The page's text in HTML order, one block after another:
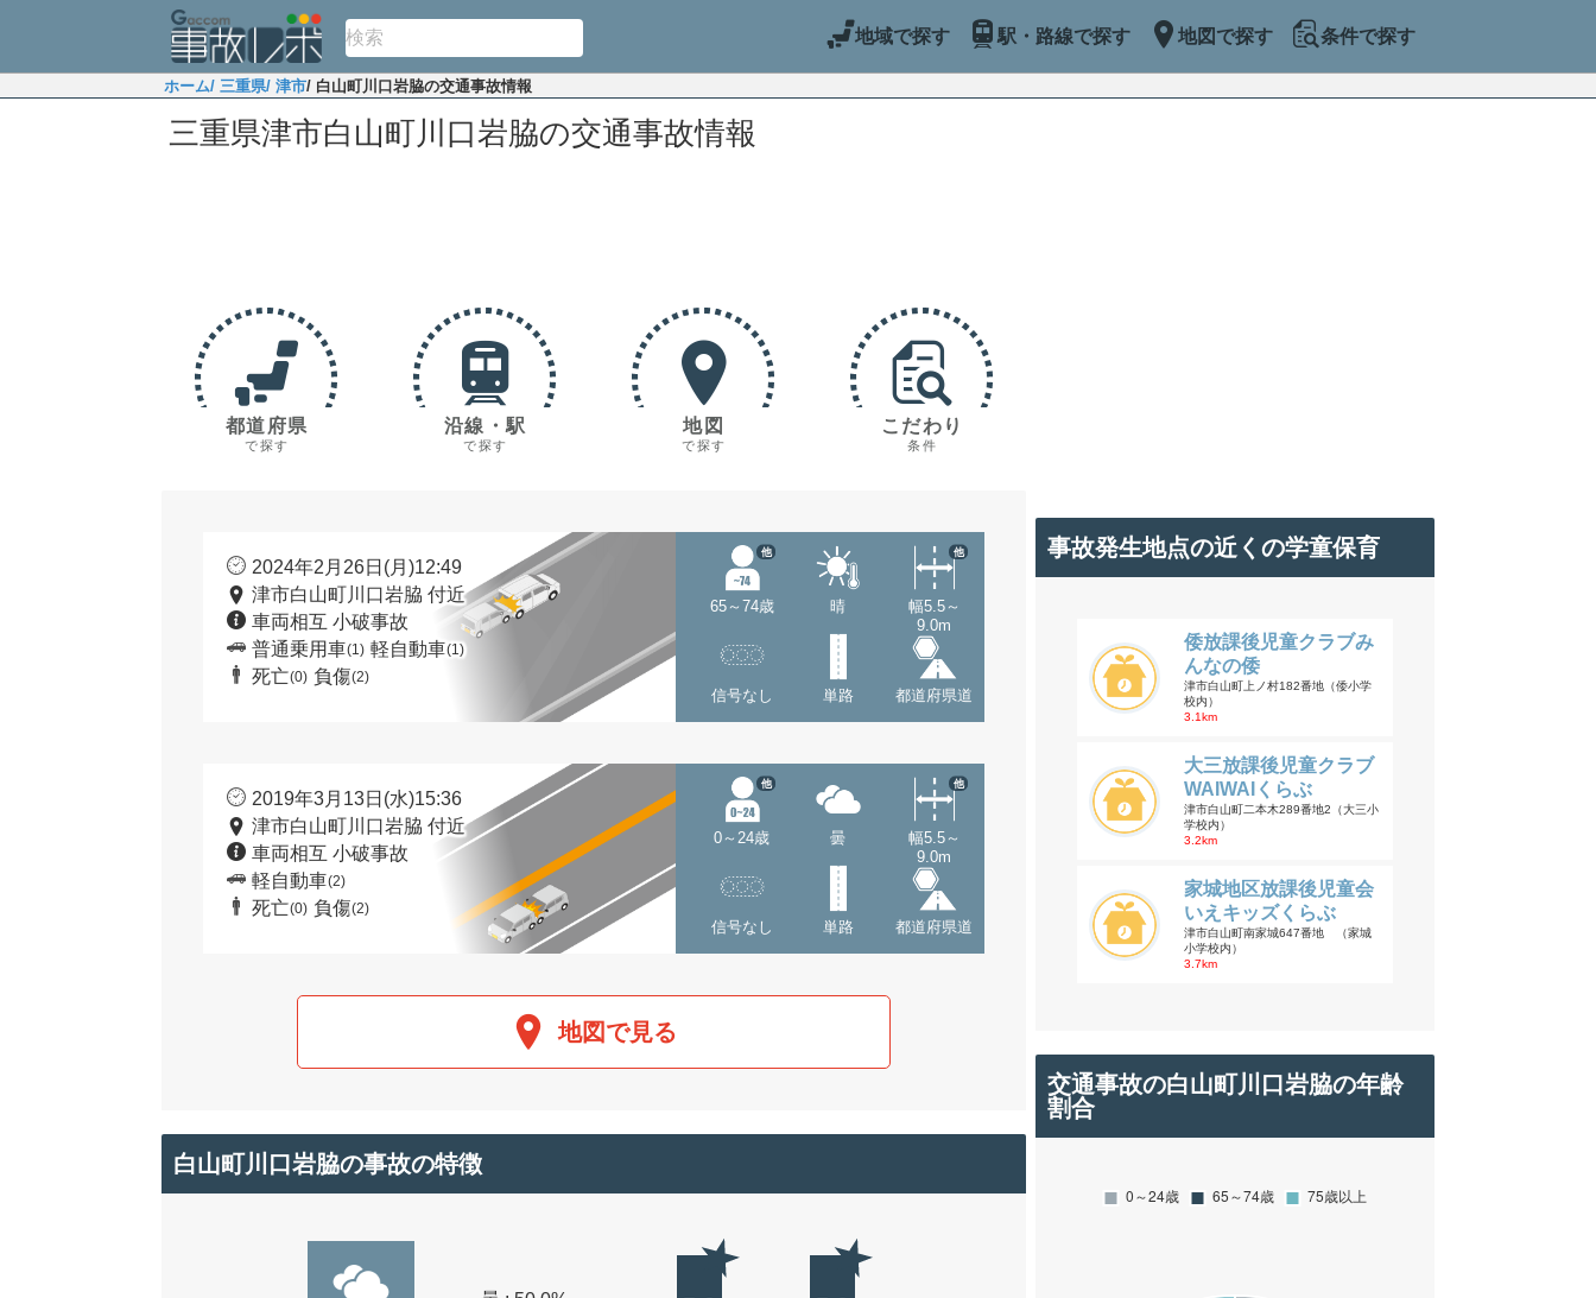
地域で探す 駅・路線で探す 地図で探す 条件で探す
ホーム/ 三重県/ 津市/ 白山町川口岩脇の交通事故情報
三重県津市白山町川口岩脇の交通事故情報
都道府県
で探す
沿線・駅
で探す
地図
で探す
こだわり
条件
2024年2月26日(月)12:49
津市白山町川口岩脇 付近
車両相互 小破事故
普通乗用車(1) 軽自動車(1)
死亡(0) 負傷(2)
65～74歳
他
晴
幅5.5～
9.0m
他
信号なし 単路 都道府県道
2019年3月13日(水)15:36
津市白山町川口岩脇 付近
車両相互 小破事故
軽自動車(2)
死亡(0) 負傷(2)
0～24歳
他
曇
幅5.5～
9.0m
他
信号なし 単路 都道府県道
地図で見る
白山町川口岩脇の事故の特徴
事故発生地点の近くの学童保育
倭放課後児童クラブみ
んなの倭
津市白山町上ノ村182番地（倭小学
校内）
3.1km
大三放課後児童クラブ
WAIWAIくらぶ
津市白山町二本木289番地2（大三小
学校内）
3.2km
家城地区放課後児童会
いえキッズくらぶ
津市白山町南家城647番地 （家城
小学校内）
3.7km
交通事故の白山町川口岩脇の年齢
割合